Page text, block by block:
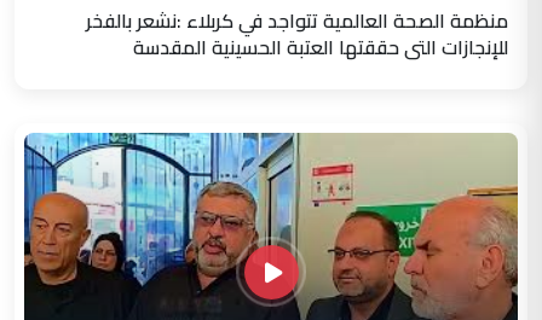
منظمة الصحة العالمية تتواجد في كربلاء :نشعر بالفخر
للإنجازات التي حققتها العتبة الحسينية المقدسة